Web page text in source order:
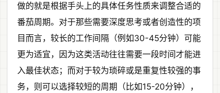
做的就是根据手头上的具体任务性质来调整合适的
番茄周期。对于那些需要深度思考或者创造性的项
目而言，较长的工作间隔（例如30-45分钟）可能
更为适宜，因为这类活动往往需要一段时间才能进
入最佳状态；而对于较为琐碎或是重复性较强的事
务，则可以选择较短的周期（比如15-20分钟），